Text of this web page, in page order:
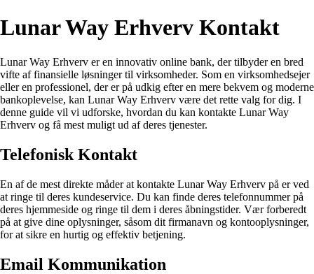
Lunar Way Erhverv Kontakt
Lunar Way Erhverv er en innovativ online bank, der tilbyder en bred
vifte af finansielle løsninger til virksomheder. Som en virksomhedsejer
eller en professionel, der er på udkig efter en mere bekvem og moderne
bankoplevelse, kan Lunar Way Erhverv være det rette valg for dig. I
denne guide vil vi udforske, hvordan du kan kontakte Lunar Way
Erhverv og få mest muligt ud af deres tjenester.
Telefonisk Kontakt
En af de mest direkte måder at kontakte Lunar Way Erhverv på er ved
at ringe til deres kundeservice. Du kan finde deres telefonnummer på
deres hjemmeside og ringe til dem i deres åbningstider. Vær forberedt
på at give dine oplysninger, såsom dit firmanavn og kontooplysninger,
for at sikre en hurtig og effektiv betjening.
Email Kommunikation